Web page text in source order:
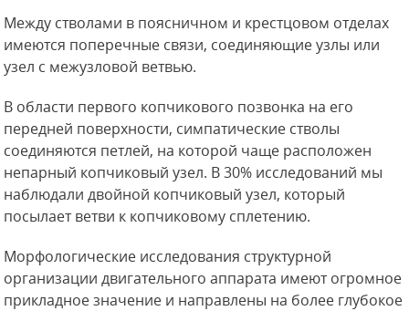
Между стволами в поясничном и крестцовом отделах
имеются поперечные связи, соединяющие узлы или
узел с межузловой ветвью.
В области первого копчикового позвонка на его
передней поверхности, симпатические стволы
соединяются петлей, на которой чаще расположен
непарный копчиковый узел. В 30% исследований мы
наблюдали двойной копчиковый узел, который
посылает ветви к копчиковому сплетению.
Морфологические исследования структурной
организации двигательного аппарата имеют огромное
прикладное значение и направлены на более глубокое